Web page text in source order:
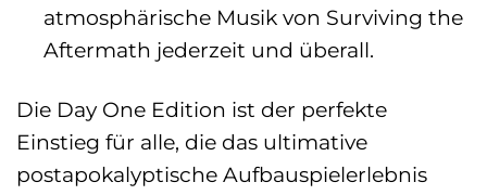
atmosphärische Musik von Surviving the
Aftermath jederzeit und überall.
Die Day One Edition ist der perfekte
Einstieg für alle, die das ultimative
postapokalyptische Aufbauspielerlebnis